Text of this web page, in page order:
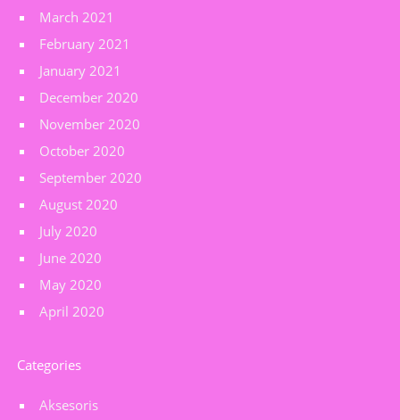
March 2021
February 2021
January 2021
December 2020
November 2020
October 2020
September 2020
August 2020
July 2020
June 2020
May 2020
April 2020
Categories
Aksesoris